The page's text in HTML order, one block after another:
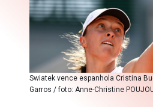
Swiatek vence espanhola Cristina
Garros / foto: Anne-Christine